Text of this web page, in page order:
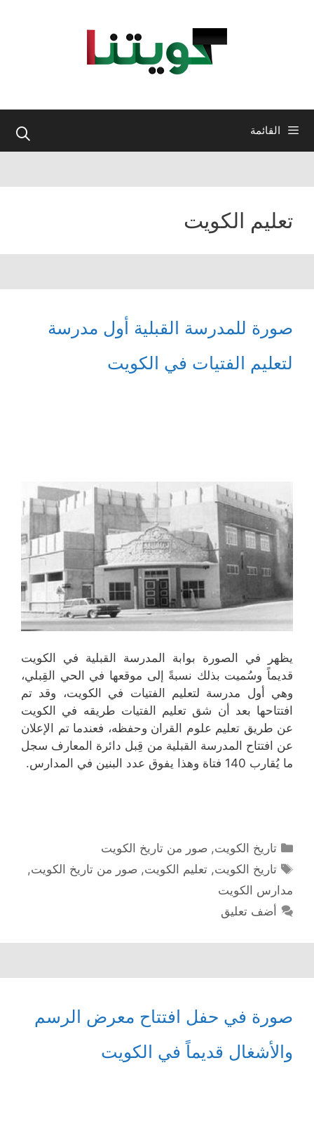
القائمة
تعليم الكويت
صورة للمدرسة القبلية أول مدرسة
لتعليم الفتيات في الكويت
يظهر في الصورة بوابة المدرسة القبلية في الكويت
قديماً وسُميت بذلك نسبةً إلى موقعها في الحي القِبلي،
وهي أول مدرسة لتعليم الفتيات في الكويت، وقد تم
افتتاحها بعد أن شق تعليم الفتيات طريقه في الكويت
عن طريق تعليم علوم القران وحفظه، فعندما تم الإعلان
عن افتتاح المدرسة القبلية من قِبل دائرة المعارف سجل
ما يُقارب 140 فتاة وهذا يفوق عدد البنين في المدارس.
التصنيفات
تاريخ الكويت, صور من تاريخ الكويت
الوسوم
تاريخ الكويت,تعليم الكويت, صور من تاريخ الكويت,
مدارس الكويت
أضف تعليق
صورة في حفل افتتاح معرض الرسم
والأشغال قديماً في الكويت